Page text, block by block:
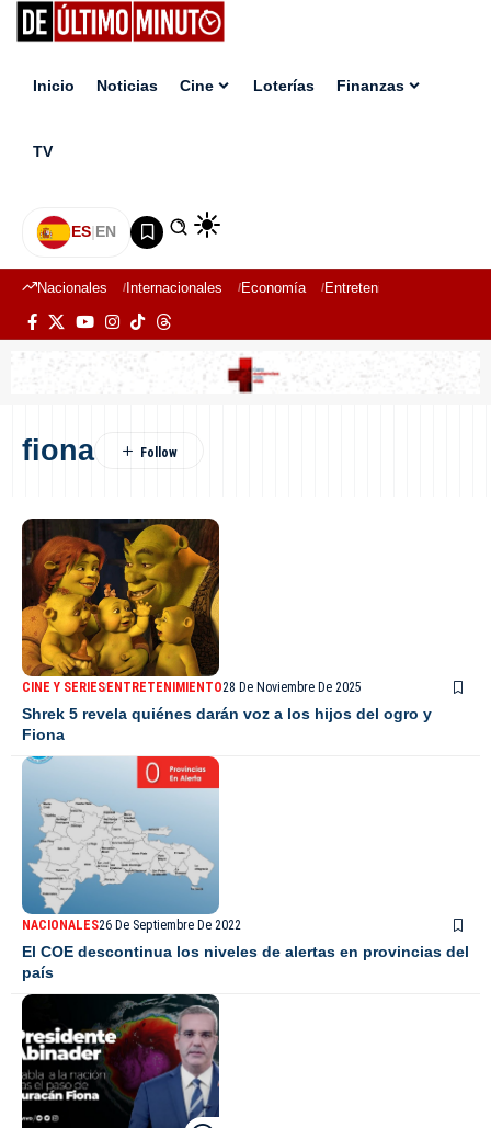
Inicio Noticias Cine Loterías Finanzas
TV
ES|EN
Nacionales Internacionales Economía Entretenimiento
fiona
CINE Y SERIESENTRETENIMIENTO28 De Noviembre De 2025
Shrek 5 revela quiénes darán voz a los hijos del ogro y
Fiona
NACIONALES26 De Septiembre De 2022
El COE descontinua los niveles de alertas en provincias del
país